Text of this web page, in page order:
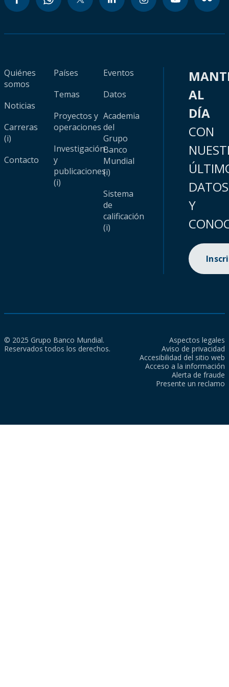
Quiénes
somos
Noticias
Carreras
(i)
Contacto
Países
Temas
Proyectos y
operaciones
Investigación
y
publicaciones
(i)
Eventos
Datos
Academia
del
Grupo
Banco
Mundial
(i)
Sistema
de
calificación
(i)
AL
DÍA
CON
DATOS
Y
© 2025 Grupo Banco Mundial.
Reservados todos los derechos.
Aspectos legales
Aviso de privacidad
Accesibilidad del sitio web
Acceso a la información
Alerta de fraude
Presente un reclamo